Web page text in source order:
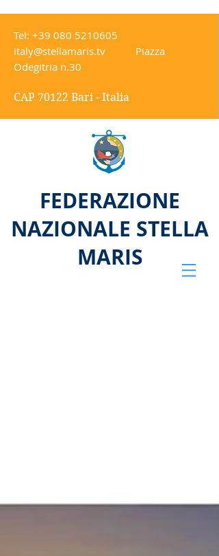
Tel: +39 080 5210605
italy@stellamaris.tv Piazza
Odegitria n.30
CAP 70122 Bari - Italia
FEDERAZIONE
NAZIONALE STELLA
MARIS